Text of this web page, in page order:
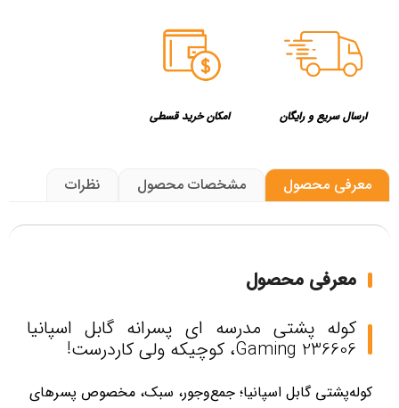
ارسال سریع و رایگان امکان خرید قسطی
معرفی محصول مشخصات محصول نظرات
معرفی محصول
کوله پشتی مدرسه ای پسرانه گابل اسپانیا
Gaming 236606، کوچیکه ولی کاردرست!
کوله‌پشتی گابل اسپانیا؛ جمع‌وجور، سبک، مخصوص پسرهای